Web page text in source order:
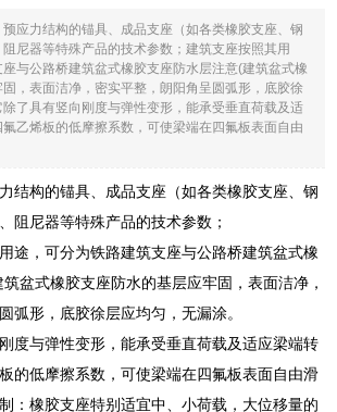
预应力结构的锚具、成品支座（如各类橡胶支座、钢
尼器等特殊产品的技术参数；建筑支座按照其用
与公路桥建筑盆式橡胶支座防水层注意(建筑盆式橡
，表面洁净，密实平整，朗阳角呈圆弧形，底胶徐
了具有竖向刚度与弹性变形，能承受垂直荷载及适
乙烯板的低摩擦系数，可使梁端在四氟板表面自由
结构的锚具、成品支座（如各类橡胶支座、钢
阻尼器等特殊产品的技术参数；
途，可分为铁路建筑支座与公路桥建筑盆式橡
盆式橡胶支座防水的基层应牢固，表面洁净，
弧形，底胶徐层应均匀，无漏涂。
度与弹性变形，能承受垂直荷载及适应梁端转
的低摩擦系数，可使梁端在四氟板表面自由滑
：橡胶支座特别适宜中、小荷载，大位移量的